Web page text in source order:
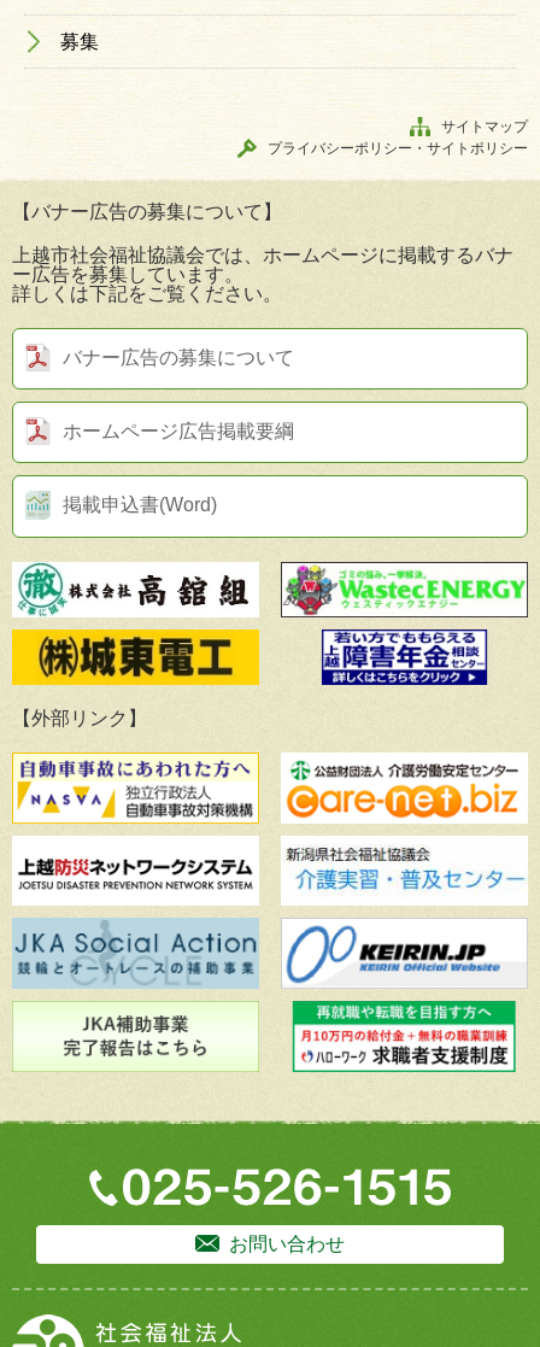
募集
サイトマップ
プライバシーポリシー・サイトポリシー
【バナー広告の募集について】
上越市社会福祉協議会では、ホームページに掲載するバナ
ー広告を募集しています。
詳しくは下記をご覧ください。
バナー広告の募集について
ホームページ広告掲載要綱
掲載申込書(Word)
【外部リンク】
お問い合わせ